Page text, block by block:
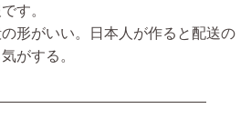
す。
形がいい。日本人が作ると配送の
がする。